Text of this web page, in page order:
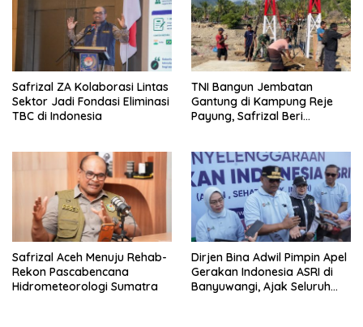
Safrizal ZA Kolaborasi Lintas
Sektor Jadi Fondasi Eliminasi
TBC di Indonesia
TNI Bangun Jembatan
Gantung di Kampung Reje
Payung, Safrizal Beri
Safrizal Aceh Menuju Rehab-
Rekon Pascabencana
Hidrometeorologi Sumatra
Dirjen Bina Adwil Pimpin Apel
Gerakan Indonesia ASRI di
Banyuwangi, Ajak Seluruh